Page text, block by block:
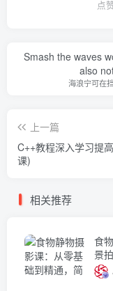
点
Smash the waves
also
海浪宁可在
上一篇
C++教程深入学习提
课)
相关推荐
食
景